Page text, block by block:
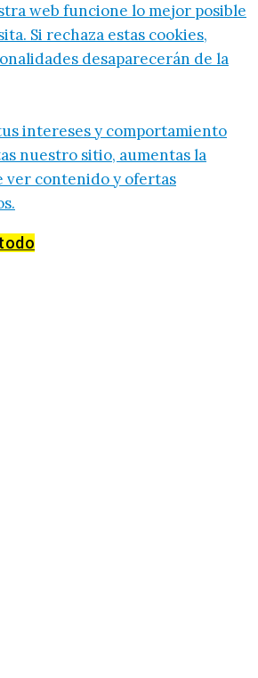
web funcione lo mejor posible
Si rechaza estas cookies,
desaparecerán de la
intereses y comportamiento
nuestro sitio, aumentas la
ver contenido y ofertas